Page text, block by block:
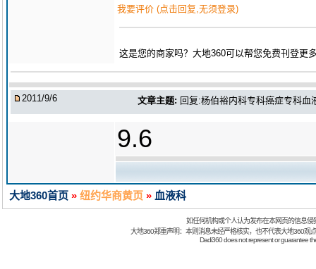
我要评价 (点击回复,无须登录)
这是您的商家吗？大地360可以帮您免费刊登更
2011/9/6 文章主题: 回复:杨伯裕内科专科癌症专科
9.6
大地360首页 » 纽约华商黄页 » 血液科
如任何机构或个人认为发布在本网页的信息
大地360郑重声明：本则消息未经严格核实，也不代表大地360观
Dadi360 does not represent or guarantee